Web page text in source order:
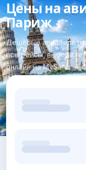
Цены на
Париж
Дешёвые авиабилеты
все рейсы, выберите
онлайн на MySafar —